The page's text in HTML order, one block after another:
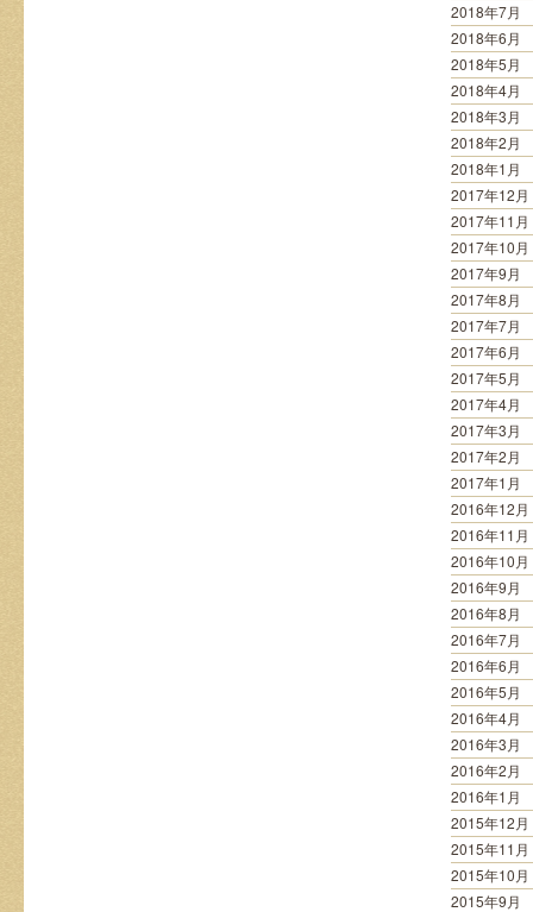
2018年7月
2018年6月
2018年5月
2018年4月
2018年3月
2018年2月
2018年1月
2017年12月
2017年11月
2017年10月
2017年9月
2017年8月
2017年7月
2017年6月
2017年5月
2017年4月
2017年3月
2017年2月
2017年1月
2016年12月
2016年11月
2016年10月
2016年9月
2016年8月
2016年7月
2016年6月
2016年5月
2016年4月
2016年3月
2016年2月
2016年1月
2015年12月
2015年11月
2015年10月
2015年9月